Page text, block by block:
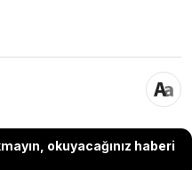
okuyacağınız haberi